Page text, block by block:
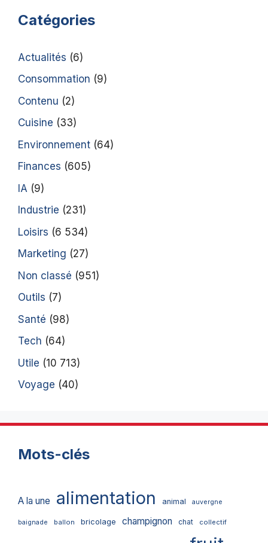
Catégories
Actualités (6)
Consommation (9)
Contenu (2)
Cuisine (33)
Environnement (64)
Finances (605)
IA (9)
Industrie (231)
Loisirs (6 534)
Marketing (27)
Non classé (951)
Outils (7)
Santé (98)
Tech (64)
Utile (10 713)
Voyage (40)
Mots-clés
A la une alimentation animal auvergne
baignade ballon bricolage champignon chat collectif